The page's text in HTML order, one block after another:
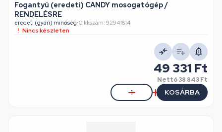
Fogantyú (eredeti) CANDY mosogatógép /
RENDELÉSRE
eredeti (gyári) minőség•Cikkszám: 92941814
Nincs készleten
49 331 Ft
Nettó38 843 Ft
KOSÁRBA